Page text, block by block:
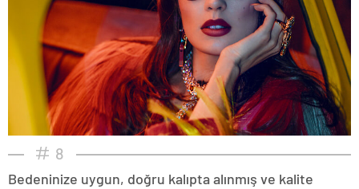
8
Bedeninize uygun, doğru kalıpta alınmış ve kalite